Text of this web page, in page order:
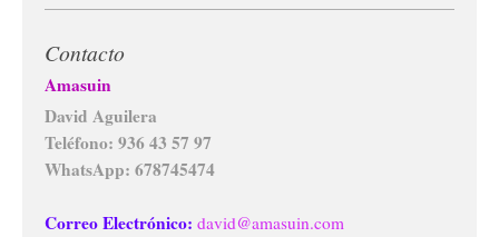
Contacto
Amasuin
David Aguilera
Teléfono: 936 43 57 97
WhatsApp: 678745474
Correo Electrónico: david@amasuin.com